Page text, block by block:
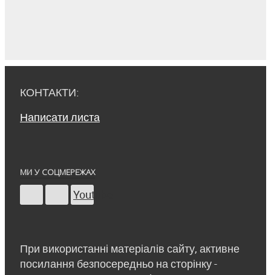
КОНТАКТИ:
Написати листа
МИ У СОЦМЕРЕЖАХ
Youtube
При використанні матеріалів сайту, активне
посилання безпосередньо на сторінку -